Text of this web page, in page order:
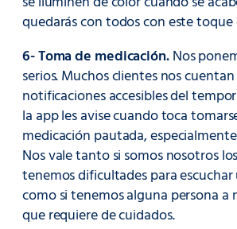
quedarás con todos con este toque
6- Toma de medicación.Nos
serios. Muchos clientes nos
notificaciones accesibles del
la app les avise cuando toca
medicación pautada,
Nos vale tanto si somos nosotros
tenemos dificultades para
como si tenemos alguna persona a
que requiere de cuidados.